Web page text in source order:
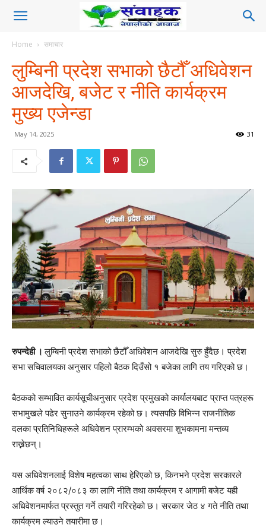
Home समाचार
लुम्बिनी प्रदेश सभाको छैटौँ अधिवेशन
आजदेखि, बजेट र नीति कार्यक्रम
मुख्य एजेन्डा
May 14, 2025 31
रुपन्देही ।लुम्बिनी प्रदेश सभाको छैटौँ अधिवेशन आजदेखि सुरु हुँदैछ। प्रदेश
सभा सचिवालयका अनुसार पहिलो बैठक दिउँसो १ बजेका लागि तय गरिएको छ।
बैठकको सम्भावित कार्यसूचीअनुसार प्रदेश प्रमुखको कार्यालयबाट प्राप्त पत्रहरू
सभामुखले पढेर सुनाउने कार्यक्रम रहेको छ। त्यसपछि विभिन्न राजनीतिक
दलका प्रतिनिधिहरूले अधिवेशन प्रारम्भको अवसरमा शुभकामना मन्तव्य
राख्नेछन्।
यस अधिवेशनलाई विशेष महत्वका साथ हेरिएको छ, किनभने प्रदेश सरकारले
आर्थिक वर्ष २०८२/०८३ का लागि नीति तथा कार्यक्रम र आगामी बजेट यही
अधिवेशनमार्फत प्रस्तुत गर्ने तयारी गरिरहेको छ। सरकार जेठ ४ गते नीति तथा
कार्यक्रम ल्याउने तयारीमा छ।